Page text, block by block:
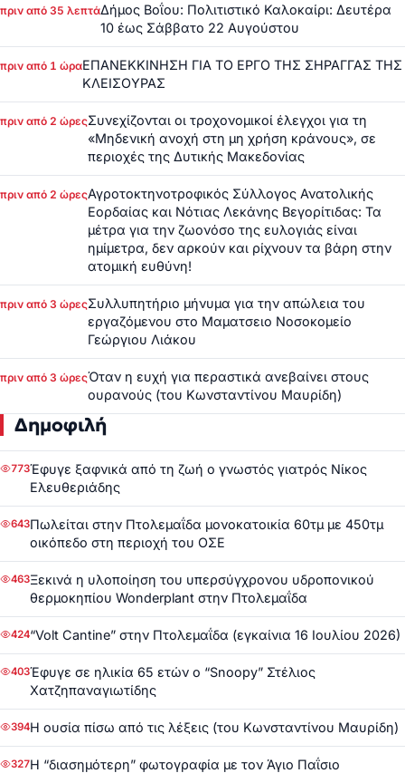
πριν από 35 λεπτάΔήμος Βοΐου: Πολιτιστικό Καλοκαίρι: Δευτέρα
10 έως Σάββατο 22 Αυγούστου
πριν από 1 ώραΕΠΑΝΕΚΚΙΝΗΣΗ ΓΙΑ ΤΟ ΕΡΓΟ ΤΗΣ ΣΗΡΑΓΓΑΣ ΤΗΣ
ΚΛΕΙΣΟΥΡΑΣ
πριν από 2 ώρεςΣυνεχίζονται οι τροχονομικοί έλεγχοι για τη
«Μηδενική ανοχή στη μη χρήση κράνους», σε
περιοχές της Δυτικής Μακεδονίας
πριν από 2 ώρεςΑγροτοκτηνοτροφικός Σύλλογος Ανατολικής
Εορδαίας και Νότιας Λεκάνης Βεγορίτιδας: Τα
μέτρα για την ζωονόσο της ευλογιάς είναι
ημίμετρα, δεν αρκούν και ρίχνουν τα βάρη στην
ατομική ευθύνη!
πριν από 3 ώρεςΣυλλυπητήριο μήνυμα για την απώλεια του
εργαζόμενου στο Μαματσειο Νοσοκομείο
Γεώργιου Λιάκου
πριν από 3 ώρεςΌταν η ευχή για περαστικά ανεβαίνει στους
ουρανούς (του Κωνσταντίνου Μαυρίδη)
Δημοφιλή
773Έφυγε ξαφνικά από τη ζωή ο γνωστός γιατρός Νίκος
Ελευθεριάδης
643Πωλείται στην Πτολεμαΐδα μονοκατοικία 60τμ με 450τμ
οικόπεδο στη περιοχή του ΟΣΕ
463Ξεκινά η υλοποίηση του υπερσύγχρονου υδροπονικού
θερμοκηπίου Wonderplant στην Πτολεμαΐδα
424“Volt Cantine” στην Πτολεμαΐδα (εγκαίνια 16 Ιουλίου 2026)
403Έφυγε σε ηλικία 65 ετών ο “Snoopy” Στέλιος
Χατζηπαναγιωτίδης
394Η ουσία πίσω από τις λέξεις (του Κωνσταντίνου Μαυρίδη)
327Η “διασημότερη” φωτογραφία με τον Άγιο Παΐσιο